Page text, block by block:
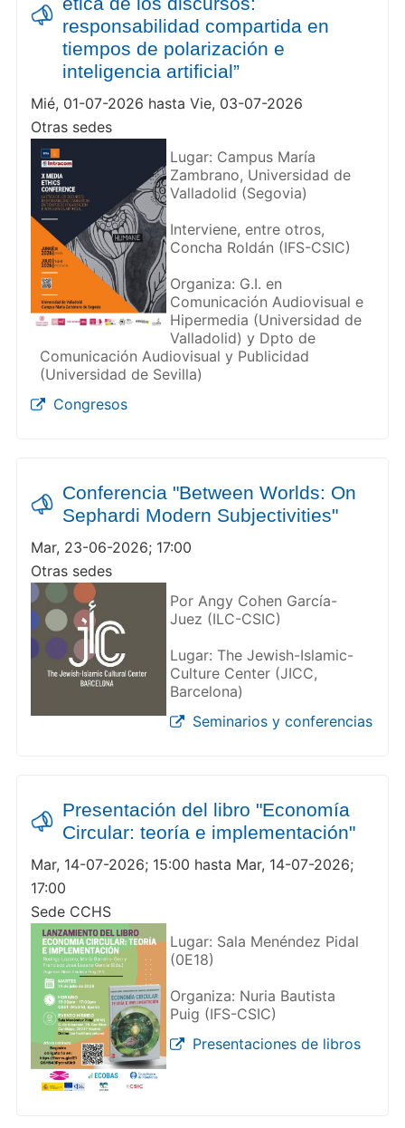
responsabilidad compartida en
tiempos de polarización e
inteligencia artificial”
Mié, 01-07-2026 hasta Vie, 03-07-2026
Otras sedes
Lugar: Campus María
Zambrano, Universidad de
Valladolid (Segovia)
Interviene, entre otros,
Concha Roldán (IFS-CSIC)
Organiza: G.I. en
Comunicación Audiovisual e
Hipermedia (Universidad de
Valladolid) y Dpto de
Comunicación Audiovisual y Publicidad
(Universidad de Sevilla)
Congresos
Conferencia "Between Worlds: On
Sephardi Modern Subjectivities"
Mar, 23-06-2026; 17:00
Otras sedes
Por Angy Cohen García-
Juez (ILC-CSIC)
Lugar: The Jewish-Islamic-
Culture Center (JICC,
Barcelona)
Seminarios y conferencias
Presentación del libro "Economía
Circular: teoría e implementación"
Mar, 14-07-2026; 15:00 hasta Mar, 14-07-2026;
17:00
Sede CCHS
Lugar: Sala Menéndez Pidal
(0E18)
Organiza: Nuria Bautista
Puig (IFS-CSIC)
Presentaciones de libros